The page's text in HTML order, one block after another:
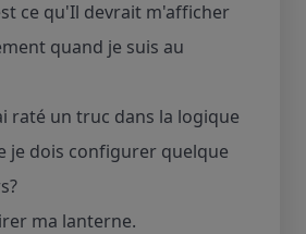
ce qu'Il devrait m'afficher
quand je suis au
raté un truc dans la logique
je dois configurer quelque
ma lanterne.